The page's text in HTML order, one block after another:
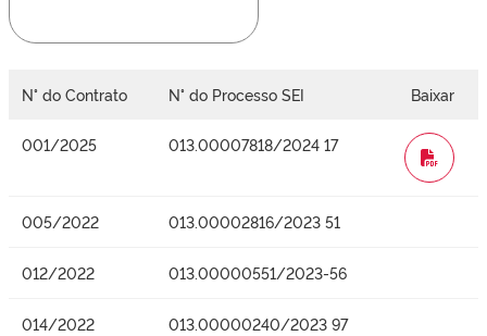
N° do Contrato N° do Processo SEI Baixar
001/2025 013.00007818/2024 17
WORD
005/2022 013.00002816/2023 51
012/2022 013.00000551/2023-56
014/2022 013.00000240/2023 97